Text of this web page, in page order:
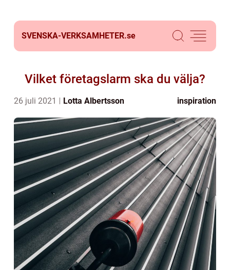
SVENSKA-VERKSAMHETER.se
Vilket företagslarm ska du välja?
26 juli 2021 Lotta Albertsson inspiration